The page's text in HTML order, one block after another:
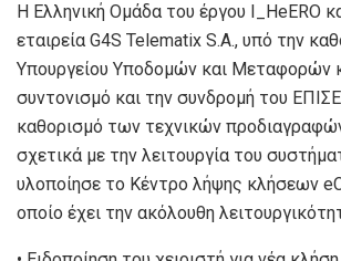
Η Ελληνική Ομάδα του έργου Ι_ΗeERO
εταιρεία G4S Telematix S.A., υπό την
Υπουργείου Υποδομών και Μεταφορών
συντονισμό και την συνδρομή του
καθορισμό των τεχνικών
σχετικά με την λειτουργία του
υλοποίησε το Κέντρο λήψης κλήσεων
οποίο έχει την ακόλουθη